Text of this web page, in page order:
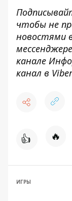
чтобы не
новостями
канале
канал в
👍 🔥
ИГРЫ